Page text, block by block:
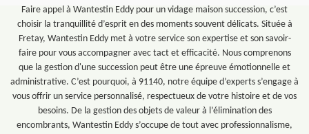
Faire appel à Wantestin Eddy pour un vidage maison succession, c’est
choisir la tranquillité d’esprit en des moments souvent délicats. Située à
Fretay, Wantestin Eddy met à votre service son expertise et son savoir-
faire pour vous accompagner avec tact et efficacité. Nous comprenons
que la gestion d'une succession peut être une épreuve émotionnelle et
administrative. C’est pourquoi, à 91140, notre équipe d’experts s’engage à
vous offrir un service personnalisé, respectueux de votre histoire et de vos
besoins. De la gestion des objets de valeur à l’élimination des
encombrants, Wantestin Eddy s’occupe de tout avec professionnalisme,